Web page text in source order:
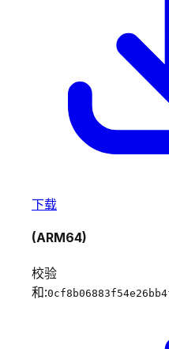
下载
(ARM64)
校验
和: